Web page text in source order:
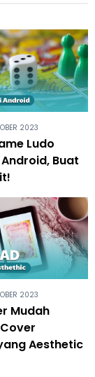
2023
Ludo
Buat
2023
Mudah
Aesthetic